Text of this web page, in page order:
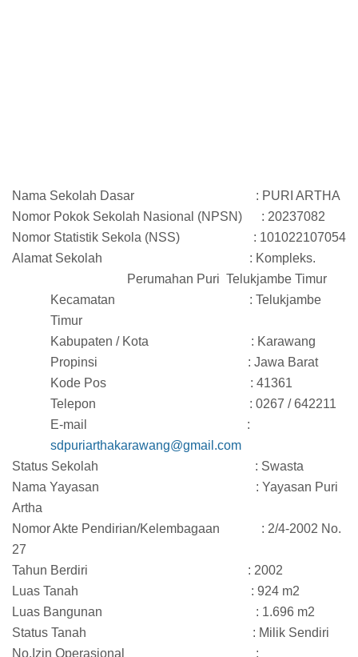
Nama Sekolah Dasar : PURI ARTHA
Nomor Pokok Sekolah Nasional (NPSN) : 20237082
Nomor Statistik Sekola (NSS) : 101022107054
Alamat Sekolah : Kompleks.
Perumahan Puri Telukjambe Timur
Kecamatan : Telukjambe
Timur
Kabupaten / Kota : Karawang
Propinsi : Jawa Barat
Kode Pos : 41361
Telepon : 0267 / 642211
E-mail :
sdpuriarthakarawang@gmail.com
Status Sekolah : Swasta
Nama Yayasan : Yayasan Puri
Artha
Nomor Akte Pendirian/Kelembagaan : 2/4-2002 No.
27
Tahun Berdiri : 2002
Luas Tanah : 924 m2
Luas Bangunan : 1.696 m2
Status Tanah : Milik Sendiri
No.Izin Operasional :